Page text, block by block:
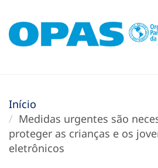
Início
Medidas urgentes são
proteger as crianças e os
eletrônicos